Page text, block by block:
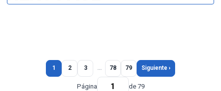
1 2 3 … 78 79 Siguiente ›
Página de 79